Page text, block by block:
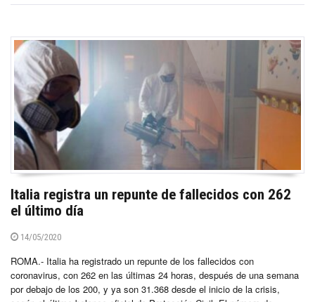
Italia registra un repunte de fallecidos con 262
el último día
14/05/2020
ROMA.- Italia ha registrado un repunte de los fallecidos con
coronavirus, con 262 en las últimas 24 horas, después de una semana
por debajo de los 200, y ya son 31.368 desde el inicio de la crisis,